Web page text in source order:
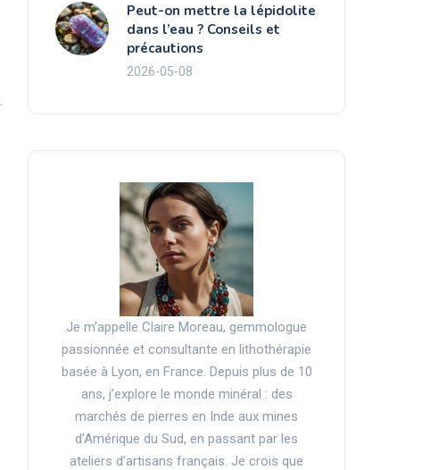
Peut-on mettre la lépidolite
dans l’eau ? Conseils et
précautions
2026-05-08
Je m'appelle Claire Moreau, gemmologue
passionnée et consultante en lithothérapie
basée à Lyon, en France. Depuis plus de 10
ans, j’explore le monde minéral : des
marchés de pierres en Inde aux mines
d’Amérique du Sud, en passant par les
ateliers d’artisans français. Je crois que